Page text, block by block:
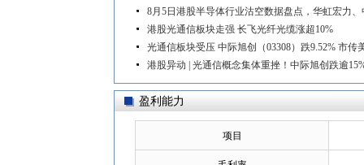
8月5日港股半导体行业沽空数据盘点，华虹宏力
港股光通信板块走强 长飞光纤光缆涨超10%
光通信板块受压 中际旭创（03308）跌9.52% 市
港股异动 | 光通信概念集体重挫！中际旭创跌逾
盈利能力
项目